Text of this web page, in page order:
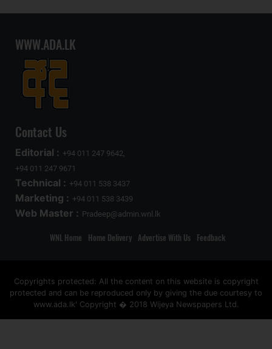
WWW.ADA.LK
Contact Us
Editorial : +94 011 247 9642,
+94 011 247 9671
Technical : +94 011 538 3437
Marketing : +94 011 538 3439
Web Master : Pradeep@admin.wnl.lk
WNL Home Home Delivery Advertise With Us Feedback
Copyrights protected: All the content on this website is copyright
protected and can be reproduced only by giving the due courtesy to
www.ada.lk' Copyright � 2018 Wijeya Newspapers Ltd.